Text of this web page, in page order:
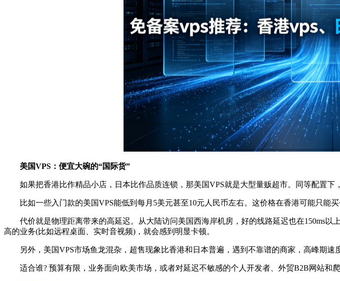
美国VPS：便宜大碗的“国际货”
如果把香港比作精品小店，日本比作品质连锁，那美国VPS就是大型量贩超市。同等配置下
比如一些入门款的美国VPS能低到每月5美元甚至10元人民币左右。这价格在香港可能只能买
代价就是物理距离带来的高延迟。从大陆访问美国西海岸机房，好的线路延迟也在150ms以
高的业务(比如远程桌面、实时音视频)，就会感到明显卡顿。
另外，美国VPS市场鱼龙混杂，超售现象比香港和日本普遍，遇到不靠谱的商家，高峰期速
适合谁? 预算有限，业务面向欧美市场，或者对延迟不敏感的个人开发者、外贸B2B网站和爬